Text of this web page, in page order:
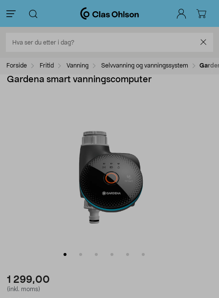
Forside Fritid Vanning Selvvanning og vanningssystem
Gardena smart vanningscomputer
1 299,00
(inkl. moms)